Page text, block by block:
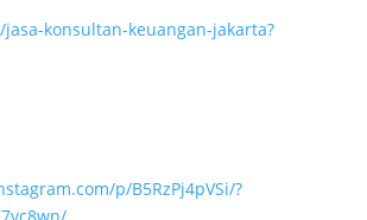
konsultan-keuangan-jakarta?
p/B5RzPj4pVSi/?